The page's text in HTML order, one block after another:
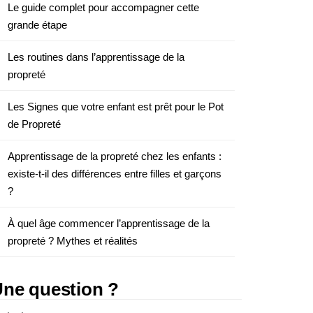
Le guide complet pour accompagner cette
grande étape
Les routines dans l’apprentissage de la
propreté
Les Signes que votre enfant est prêt pour le Pot
de Propreté
Apprentissage de la propreté chez les enfants :
existe-t-il des différences entre filles et garçons
?
À quel âge commencer l’apprentissage de la
propreté ? Mythes et réalités
question ?